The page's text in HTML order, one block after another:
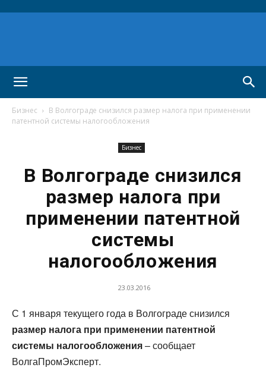
Бизнес
В Волгограде снизился размер налога при применении
патентной системы налогообложения
Бизнес
В Волгограде снизился
размер налога при
применении патентной
системы
налогообложения
23.03.2016
С 1 января текущего года в Волгограде снизился
размер налога при применении патентной
системы налогообложения– сообщает
ВолгаПромЭксперт.